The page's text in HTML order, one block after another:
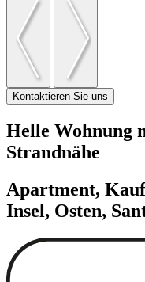
Kontaktieren Sie uns
Helle Wohnung
Strandnähe
Apartment,
Insel, Osten,